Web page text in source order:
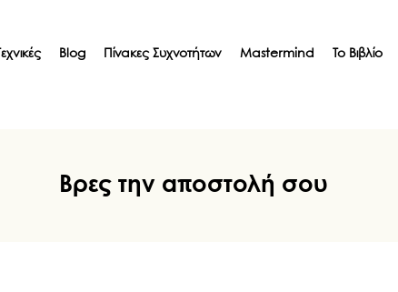
Τεχνικές Blog Πίνακες Συχνοτήτων Mastermind Το Βιβλίο
Βρες την αποστολή σου